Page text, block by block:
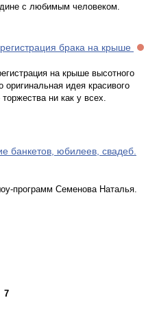
с любимым человеком.
брака на крыше
на крыше высотного
оригинальная идея красивого
торжества ни как у всех.
банкетов, юбилеев, свадеб.
программ Семенова Наталья.
7